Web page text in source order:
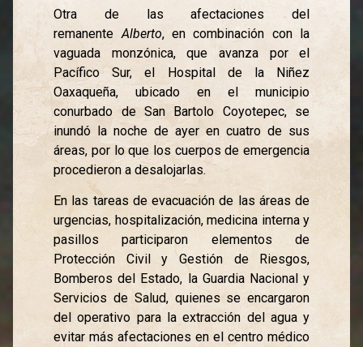
Otra de las afectaciones del
remanente Alberto, en combinación con la
vaguada monzónica, que avanza por el
Pacífico Sur, el Hospital de la Niñez
Oaxaqueña, ubicado en el municipio
conurbado de San Bartolo Coyotepec, se
inundó la noche de ayer en cuatro de sus
áreas, por lo que los cuerpos de emergencia
procedieron a desalojarlas.
En las tareas de evacuación de las áreas de
urgencias, hospitalización, medicina interna y
pasillos participaron elementos de
Protección Civil y Gestión de Riesgos,
Bomberos del Estado, la Guardia Nacional y
Servicios de Salud, quienes se encargaron
del operativo para la extracción del agua y
evitar más afectaciones en el centro médico